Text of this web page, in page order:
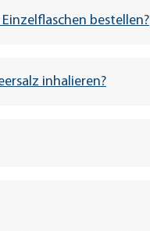
Einzelflaschen bestellen?
inhalieren?